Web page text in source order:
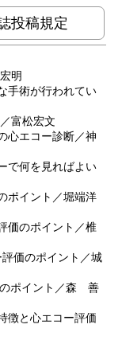
投稿規定
明
手術が行われてい
富松宏文
心エコー診断／神
で何を見ればよい
ポイント／堀端洋
価のポイント／椎
価のポイント／城
のポイント／森 善
徴と心エコー評価